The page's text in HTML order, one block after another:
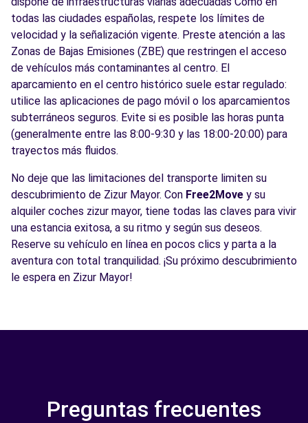
todas las ciudades españolas, respete los límites de
velocidad y la señalización vigente. Preste atención a las
Zonas de Bajas Emisiones (ZBE) que restringen el acceso
de vehículos más contaminantes al centro. El
aparcamiento en el centro histórico suele estar regulado:
utilice las aplicaciones de pago móvil o los aparcamientos
subterráneos seguros. Evite si es posible las horas punta
(generalmente entre las 8:00-9:30 y las 18:00-20:00) para
trayectos más fluidos.
No deje que las limitaciones del transporte limiten su
descubrimiento de Zizur Mayor. Con Free2Move y su
alquiler coches zizur mayor, tiene todas las claves para vivir
una estancia exitosa, a su ritmo y según sus deseos.
Reserve su vehículo en línea en pocos clics y parta a la
aventura con total tranquilidad. ¡Su próximo descubrimiento
le espera en Zizur Mayor!
Preguntas frecuentes